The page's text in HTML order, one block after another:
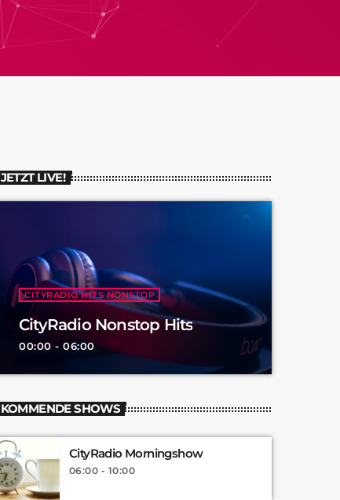
JETZT LIVE!
CITYRADIO HITS NONSTOP
CityRadio Nonstop Hits
00:00 - 06:00
KOMMENDE SHOWS
CityRadio Morningshow
06:00 - 10:00